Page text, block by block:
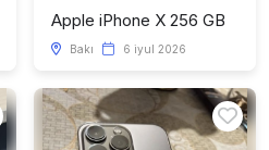
Apple iPhone X 256 GB
Bakı 6 iyul 2026